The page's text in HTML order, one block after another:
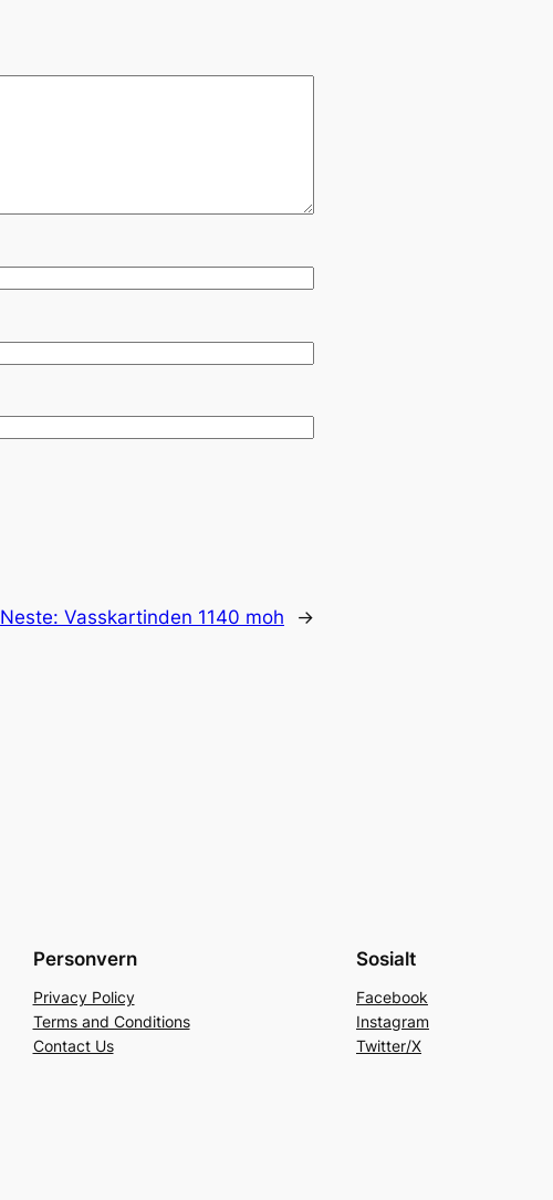
Neste: Vasskartinden 1140 moh →
Personvern
Privacy Policy
Terms and Conditions
Contact Us
Sosialt
Facebook
Instagram
Twitter/X